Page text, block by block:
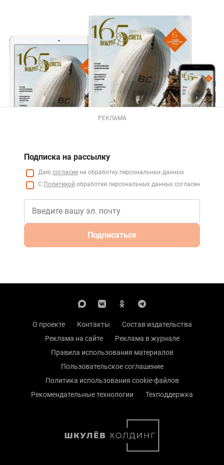
РЕКЛАМА
Подписка на рассылку
Даю согласие на обработку персональных данных
С Политикой обработки персональных данных согласен
Подписаться
О проекте Контакты
Состав издательства
Реклама на сайте
Реклама в журнале
Правила использования материалов
Пользовательское соглашение
Политика использования cookie-файлов
Рекомендательные технологии
Техподдержка